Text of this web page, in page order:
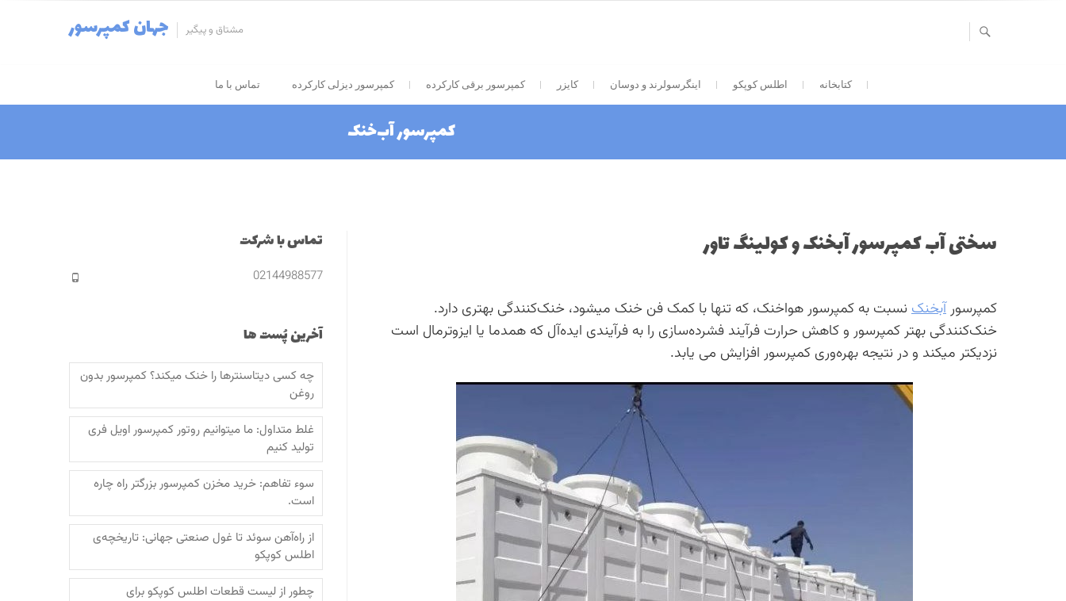
جهان کمپرسور مشتاق و پیگیر
کتابخانه اطلس کوپکو اینگرسولرند و دوسان کایزر کمپرسور برقی کارکرده کمپرسور دیزلی کارکرده تماس با ما
کمپرسور آب‌خنک
سختی آب کمپرسور آبخنک و کولینگ تاور
کمپرسورآبخنک نسبت به کمپرسور هواخنک، که تنها با کمک فن خنک میشود،‌ خنک‌کنندگی بهتری دارد.
خنک‌کنندگی بهتر کمپرسور و کاهش حرارت فرآیند فشرده‌سازی را به فرآیندی ایده‌آل که همدما یا ایزوترمال است
نزدیکتر میکند و در نتیجه بهره‌وری کمپرسور افزایش می یابد.
تماس با شرکت
02144988577
آخرین پُست ها
چه کسی دیتاسنترها را خنک میکند؟ کمپرسور بدون
روغن
غلط متداول: ما میتوانیم روتور کمپرسور اویل فری
تولید کنیم
سوء تفاهم: خرید مخزن کمپرسور بزرگتر راه چاره
است.
از راه‌آهن سوئد تا غول صنعتی جهانی: تاریخچه‌ی
اطلس کوپکو
چطور از لیست قطعات اطلس کوپکو برای